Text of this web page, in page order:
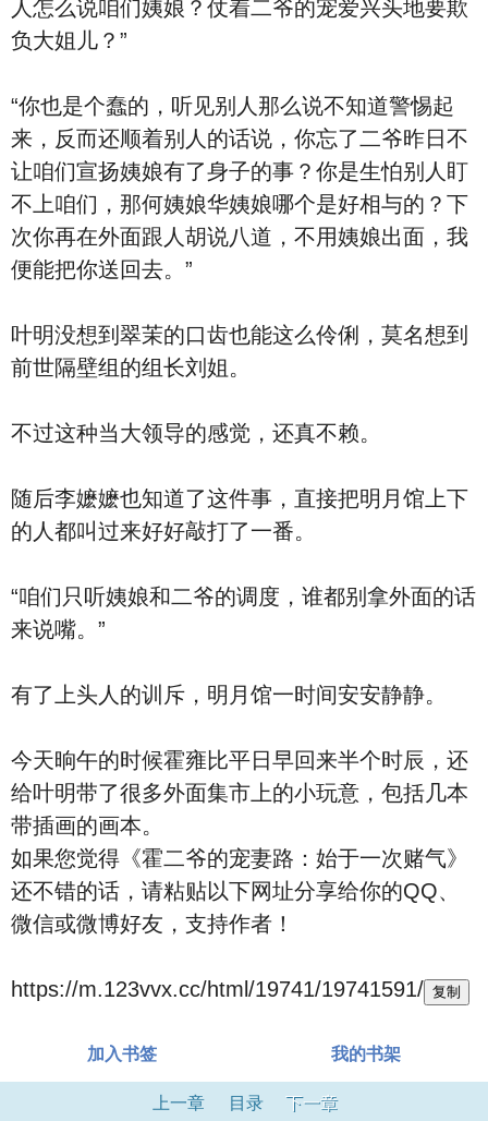
人怎么说咱们姨娘？仗着二爷的宠爱兴头地要欺
负大姐儿？”
“你也是个蠢的，听见别人那么说不知道警惕起
来，反而还顺着别人的话说，你忘了二爷昨日不
让咱们宣扬姨娘有了身子的事？你是生怕别人盯
不上咱们，那何姨娘华姨娘哪个是好相与的？下
次你再在外面跟人胡说八道，不用姨娘出面，我
便能把你送回去。”
叶明没想到翠茉的口齿也能这么伶俐，莫名想到
前世隔壁组的组长刘姐。
不过这种当大领导的感觉，还真不赖。
随后李嬷嬷也知道了这件事，直接把明月馆上下
的人都叫过来好好敲打了一番。
“咱们只听姨娘和二爷的调度，谁都别拿外面的话
来说嘴。”
有了上头人的训斥，明月馆一时间安安静静。
今天晌午的时候霍雍比平日早回来半个时辰，还
给叶明带了很多外面集市上的小玩意，包括几本
带插画的画本。
如果您觉得《霍二爷的宠妻路：始于一次赌气》
还不错的话，请粘贴以下网址分享给你的QQ、
微信或微博好友，支持作者！
https://m.123vvx.cc/html/19741/19741591/ 复制
加入书签 我的书架
上一章 目录 下一章